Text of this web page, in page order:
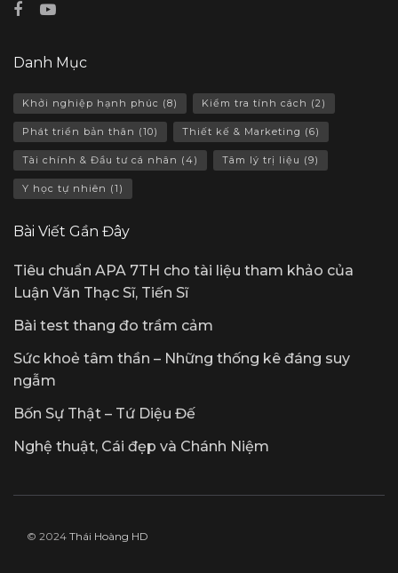
Danh Mục
Khởi nghiệp hạnh phúc (8) Kiểm tra tính cách (2)
Phát triển bản thân (10) Thiết kế & Marketing (6)
Tài chính & Đầu tư cá nhân (4) Tâm lý trị liệu (9)
Y học tự nhiên (1)
Bài Viết Gần Đây
Tiêu chuẩn APA 7TH cho tài liệu tham khảo của
Luận Văn Thạc Sĩ, Tiến Sĩ
Bài test thang đo trầm cảm
Sức khoẻ tâm thần – Những thống kê đáng suy
ngẫm
Bốn Sự Thật – Tứ Diệu Đế
Nghệ thuật, Cái đẹp và Chánh Niệm
© 2024 Thái Hoàng HD